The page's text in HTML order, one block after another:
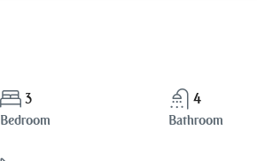
3
Bedroom
4
Bathroom